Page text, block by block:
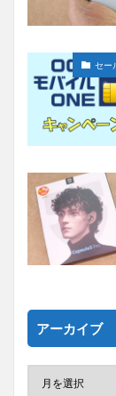
セー
アーカイブ